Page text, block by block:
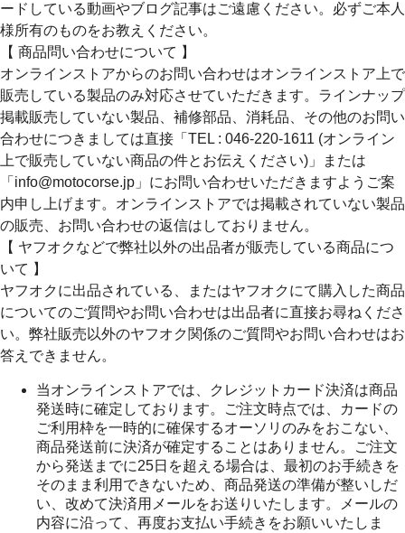
ードしている動画やブログ記事はご遠慮ください。必ずご本人
様所有のものをお教えください。
【 商品問い合わせについて 】
オンラインストアからのお問い合わせはオンラインストア上で
販売している製品のみ対応させていただきます。ラインナップ
掲載販売していない製品、補修部品、消耗品、その他のお問い
合わせにつきましては直接「TEL : 046-220-1611 (オンライン
上で販売していない商品の件とお伝えください)」または
「info@motocorse.jp」にお問い合わせいただきますようご案
内申し上げます。オンラインストアでは掲載されていない製品
の販売、お問い合わせの返信はしておりません。
【 ヤフオクなどで弊社以外の出品者が販売している商品につ
いて 】
ヤフオクに出品されている、またはヤフオクにて購入した商品
についてのご質問やお問い合わせは出品者に直接お尋ねくださ
い。弊社販売以外のヤフオク関係のご質問やお問い合わせはお
答えできません。
当オンラインストアでは、クレジットカード決済は商品
発送時に確定しております。ご注文時点では、カードの
ご利用枠を一時的に確保するオーソリのみをおこない、
商品発送前に決済が確定することはありません。ご注文
から発送までに25日を超える場合は、最初のお手続きを
そのまま利用できないため、商品発送の準備が整いしだ
い、改めて決済用メールをお送りいたします。メールの
内容に沿って、再度お支払い手続きをお願いいたしま